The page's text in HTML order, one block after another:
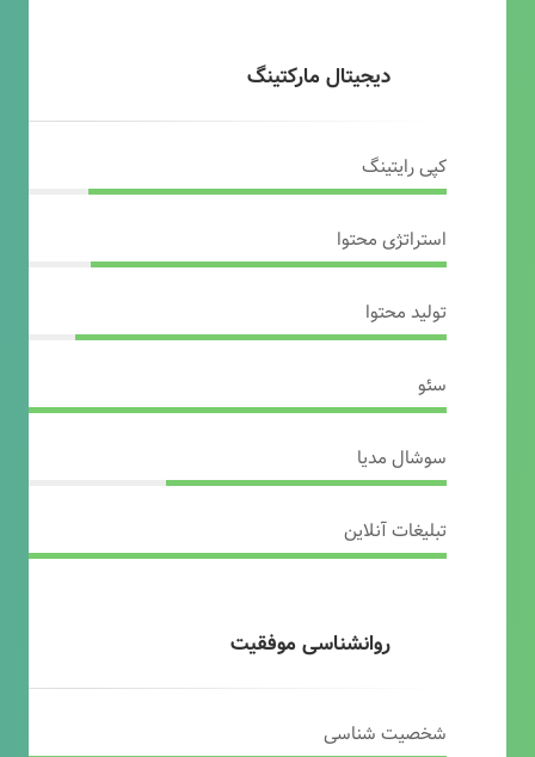
دیجیتال مارکتینگ
کپی رایتینگ
استراتژی محتوا
تولید محتوا
سئو
سوشال مدیا
تبلیغات آنلاین
روانشناسی موفقیت
شخصیت شناسی